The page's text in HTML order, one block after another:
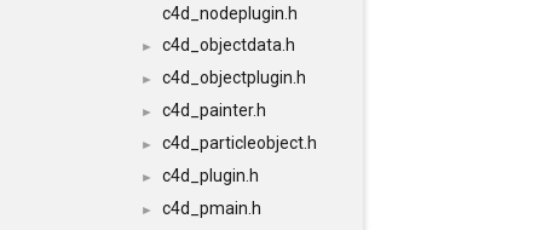
c4d_nodeplugin.h
► c4d_objectdata.h
► c4d_objectplugin.h
► c4d_painter.h
► c4d_particleobject.h
► c4d_plugin.h
► c4d_pmain.h